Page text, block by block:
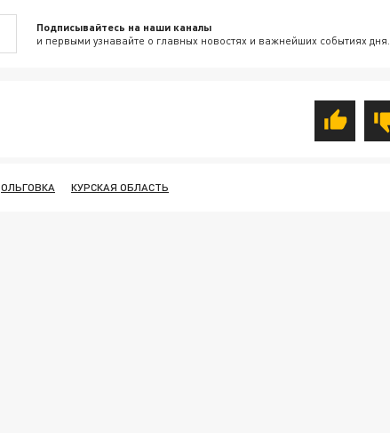
Подписывайтесь на наши каналы
и первыми узнавайте о главных новостях и важнейших событиях дня.
ОЛЬГОВКА КУРСКАЯ ОБЛАСТЬ